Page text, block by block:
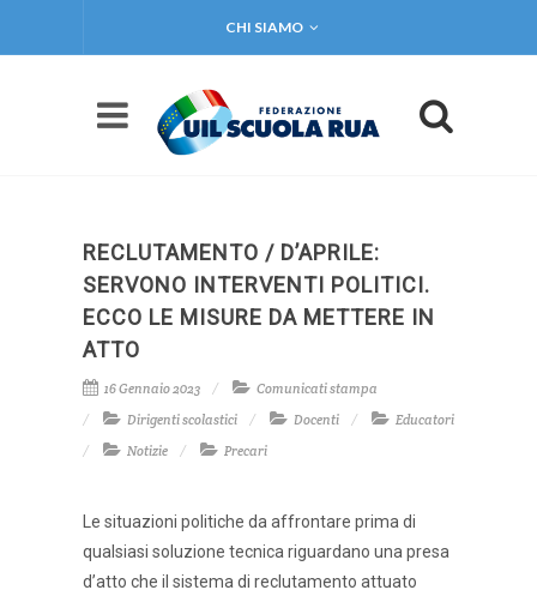
CHI SIAMO
RECLUTAMENTO / D’APRILE:
SERVONO INTERVENTI POLITICI.
ECCO LE MISURE DA METTERE IN
ATTO
16 Gennaio 2023
Comunicati stampa
Dirigenti scolastici
Docenti
Educatori
Notizie
Precari
Le situazioni politiche da affrontare prima di
qualsiasi soluzione tecnica riguardano una presa
d’atto che il sistema di reclutamento attuato